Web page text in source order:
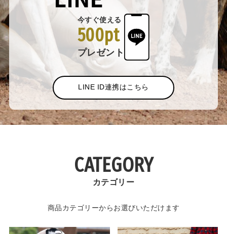
今すぐ使える
500pt
プレゼント
LINE ID連携はこちら
CATEGORY
カテゴリー
商品カテゴリーからお選びいただけます